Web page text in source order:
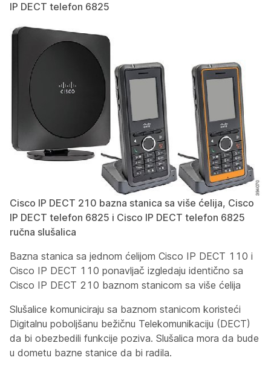
IP DECT telefon 6825
Cisco IP DECT 210 bazna stanica sa više ćelija, Cisco
IP DECT telefon 6825 i Cisco IP DECT telefon 6825
ručna slušalica
Bazna stanica sa jednom ćelijom Cisco IP DECT 110 i
Cisco IP DECT 110 ponavljač izgledaju identično sa
Cisco IP DECT 210 baznom stanicom sa više ćelija
Slušalice komuniciraju sa baznom stanicom koristeći
Digitalnu poboljšanu bežičnu Telekomunikaciju (DECT)
da bi obezbedili funkcije poziva. Slušalica mora da bude
u dometu bazne stanice da bi radila.